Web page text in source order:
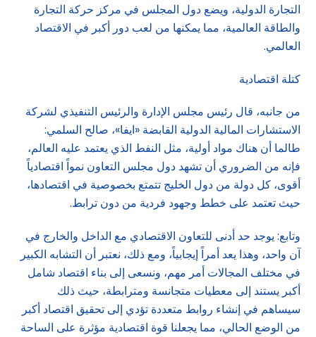
التجارة الدولية، ويضع دول المجلس في مركز حركة التجارة
والطاقة العالمية، مما يمكنها من لعب دور أكبر في الاقتصاد
العالمي.
كتلة اقتصادية
من جانبه، قال رئيس مجلس الإدارة والرئيس التنفيذي لشركة
الاستشارات المالية الدولية القابضة «ايفا»، صالح السلمي:
طالما أن هناك مواد أولية، مثل النفط الذي يعتمد عليه العالم،
فإنه من الضروري أن تشهد دول مجلس التعاون نمواً اقتصادياً
أقوى، كل دولة من دول الخليج تتمتع بخصوصية في اقتصادها،
حيث تعتمد على خطط وجهود فردية من دون ترابط.
وتابع: يوجد حد أدنى للتعاون الاقتصادي مع الداخل والخارج في
آن واحد، وهذا يعد أمراً إيجابياً، ومع ذلك، نعتبر أن التشابه الكبير
في مختلف المجالات أمر مهم، ونسعى إلى بناء اقتصاد شامل
أكبر يستند إلى معطيات متجانسة ومترابطة، حيث ذلك
سيساهم في إنشاء روابط متعددة تؤدي إلى تحقيق اقتصاد أكبر
من الوضع الحالي، مما يجعلنا قوة اقتصادية مؤثرة على الساحة